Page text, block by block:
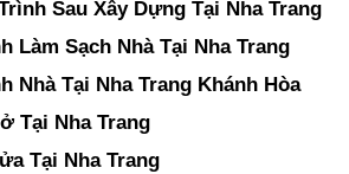
Sau Xây Dựng Tại Nha Trang
Làm Sạch Nhà Tại Nha Trang
Nhà Tại Nha Trang Khánh Hòa
Tại Nha Trang
Tại Nha Trang